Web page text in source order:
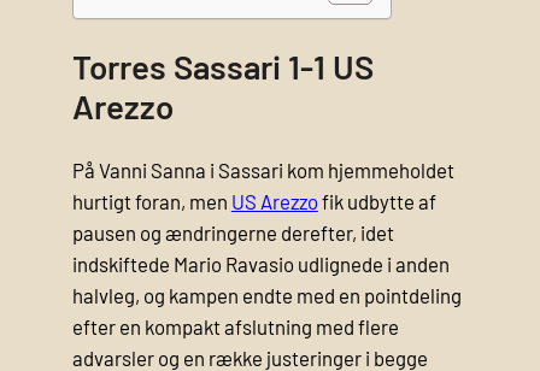
Torres Sassari 1-1 US
Arezzo
På Vanni Sanna i Sassari kom hjemmeholdet
hurtigt foran, men US Arezzo fik udbytte af
pausen og ændringerne derefter, idet
indskiftede Mario Ravasio udlignede i anden
halvleg, og kampen endte med en pointdeling
efter en kompakt afslutning med flere
advarsler og en række justeringer i begge